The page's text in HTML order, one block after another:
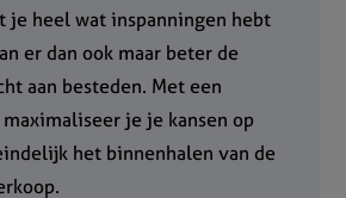
je heel wat inspanningen hebt
er dan ook maar beter de
aan besteden. Met een
je je kansen op
het binnenhalen van de